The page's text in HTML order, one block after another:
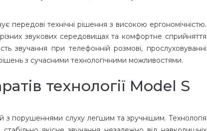
технічні рішення з високою ергономічністю.
звукових середовищах та комфортне сприйняття
звучання при телефонній розмові, прослуховуванні
з сучасними технологічними можливостями.
технології Model S
з порушеннями слуху легшим та зручнішим. Технологія